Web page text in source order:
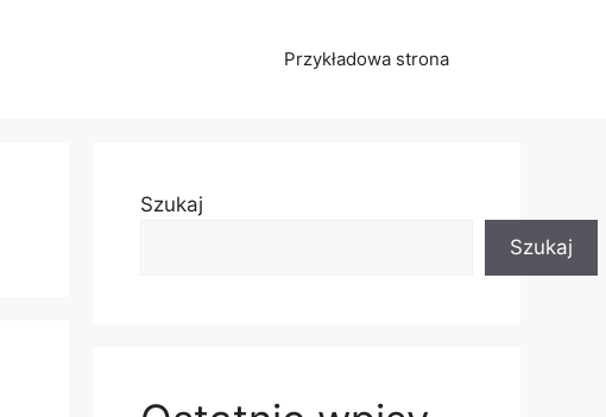
Przykładowa strona
Szukaj
Szukaj